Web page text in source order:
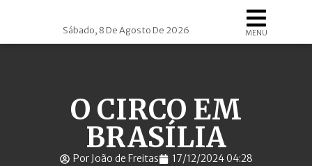
Sábado, 8 De Agosto De 2026 MENU
O CIRCO EM
BRASÍLIA
Por João de Freitas 17/12/2024 04:28